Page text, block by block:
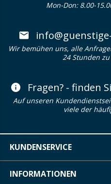
Mon-Don: 8.00-
Wir bemühen uns, alle
24 Stunden
Fragen? - finden
Auf unseren
viele der
KUNDENSERVICE
INFORMATIONEN